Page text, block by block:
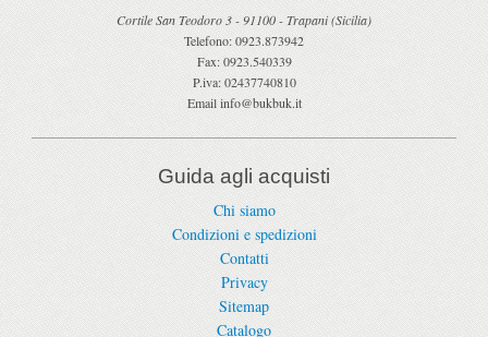
Cortile San Teodoro 3- 91100-Trapani(Sicilia)
Telefono:0923.873942
Fax:0923.540339
P.iva:02437740810
Emailinfo@bukbuk.it
Guida agli acquisti
Chi siamo
Condizioni e spedizioni
Contatti
Privacy
Sitemap
Catalogo